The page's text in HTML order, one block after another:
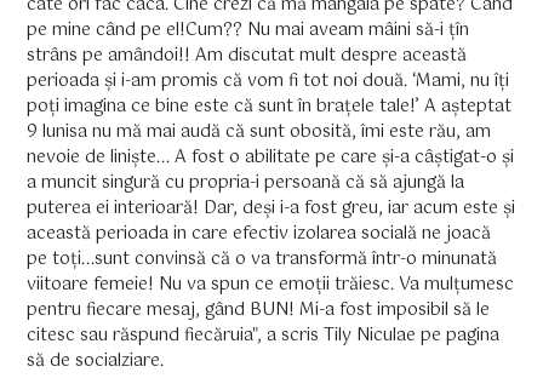
pe mine când pe el!Cum?? Nu mai aveam mâini să-i țîn
strâns pe amândoi!! Am discutat mult despre această
perioada și i-am promis că vom fi tot noi două. ‘Mami, nu îți
poți imagina ce bine este că sunt în brațele tale!’ A așteptat
9 lunisa nu mă mai audă că sunt obosită, îmi este rău, am
nevoie de liniște... A fost o abilitate pe care și-a câștigat-o și
a muncit singură cu propria-i persoană că să ajungă la
puterea ei interioară! Dar, deși i-a fost greu, iar acum este și
această perioada in care efectiv izolarea socială ne joacă
pe toți...sunt convinsă că o va transformă într-o minunată
viitoare femeie! Nu va spun ce emoții trăiesc. Va mulțumesc
pentru fiecare mesaj, gând BUN! Mi-a fost imposibil să le
citesc sau răspund fiecăruia", a scris Tily Niculae pe pagina
să de socialziare.